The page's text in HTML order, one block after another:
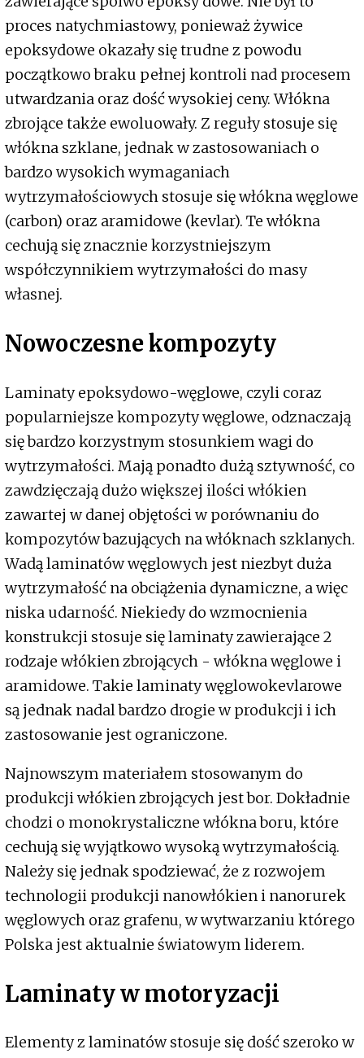
proces natychmiastowy, ponieważ żywice
epoksydowe okazały się trudne z powodu
początkowo braku pełnej kontroli nad procesem
utwardzania oraz dość wysokiej ceny. Włókna
zbrojące także ewoluowały. Z reguły stosuje się
włókna szklane, jednak w zastosowaniach o
bardzo wysokich wymaganiach
wytrzymałościowych stosuje się włókna węglowe
(carbon) oraz aramidowe (kevlar). Te włókna
cechują się znacznie korzystniejszym
współczynnikiem wytrzymałości do masy
własnej.
Nowoczesne kompozyty
Laminaty epoksydowo-węglowe, czyli coraz
popularniejsze kompozyty węglowe, odznaczają
się bardzo korzystnym stosunkiem wagi do
wytrzymałości. Mają ponadto dużą sztywność, co
zawdzięczają dużo większej ilości włókien
zawartej w danej objętości w porównaniu do
kompozytów bazujących na włóknach szklanych.
Wadą laminatów węglowych jest niezbyt duża
wytrzymałość na obciążenia dynamiczne, a więc
niska udarność. Niekiedy do wzmocnienia
konstrukcji stosuje się laminaty zawierające 2
rodzaje włókien zbrojących - włókna węglowe i
aramidowe. Takie laminaty węglowokevlarowe
są jednak nadal bardzo drogie w produkcji i ich
zastosowanie jest ograniczone.
Najnowszym materiałem stosowanym do
produkcji włókien zbrojących jest bor. Dokładnie
chodzi o monokrystaliczne włókna boru, które
cechują się wyjątkowo wysoką wytrzymałością.
Należy się jednak spodziewać, że z rozwojem
technologii produkcji nanowłókien i nanorurek
węglowych oraz grafenu, w wytwarzaniu którego
Polska jest aktualnie światowym liderem.
Laminaty w motoryzacji
Elementy z laminatów stosuje się dość szeroko w